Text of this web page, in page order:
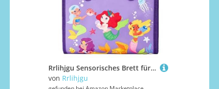
Rrlihjgu Sensorisches Brett für Kleinkinder, sensorisches Brett, pädagogisches Brett, Lernspielzeug für Kinder ab 1 Jahr, Lerntafel, Spielzeug
von Rrlihjgu